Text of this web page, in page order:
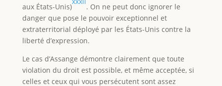
aux États-Unis)
. On ne peut donc ignorer le
danger que pose le pouvoir exceptionnel et
extraterritorial déployé par les États-Unis contre la
liberté d’expression.
Le cas d’Assange démontre clairement que toute
violation du droit est possible, et même acceptée, si
celles et ceux qui vous persécutent sont assez